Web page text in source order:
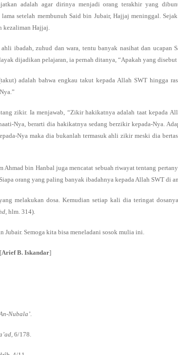
adalah agar dirinya menjadi orang terakhir yang
setelah membunuh Said bin Jubair, Hajjaj meninggal.
kezaliman Hajjaj.
ahli ibadah, zuhud dan wara, tentu banyak nasihat dan
dijadikan pelajaran, ia pernah ditanya, “Apakah yang disebut
adalah bahwa engkau takut kepada Allah SWT hingga
zikir. Ia menjawab, “Zikir hakikatnya adalah taat kepada
Nya, berarti dia hakikatnya sedang berzikir kepada-Nya.
Nya maka dia bukanlah termasuk ahli zikir meski dia
Ahmad bin Hanbal juga mencatat sebuah riwayat tentang
orang yang paling banyak ibadahnya kepada Allah SWT di
melakukan dosa. Kemudian setiap kali dia teringat
, hlm. 314).
Jubair. Semoga kita bisa meneladani sosok mulia ini.
[Arief B. Iskandar]
Nubala’.
, 6/178.